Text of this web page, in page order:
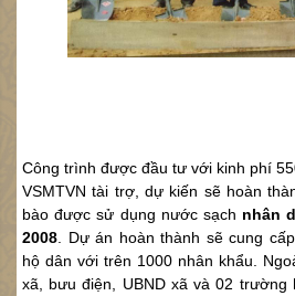
Công trình được đầu tư với kinh phí
VSMTVN tài trợ, dự kiến sẽ hoàn
bào được sử dụng nước sạch nhân
2008 . Dự án hoàn thành sẽ cung
hộ dân với trên 1000 nhân khẩu.
xã, bưu điện, UBND xã và 02